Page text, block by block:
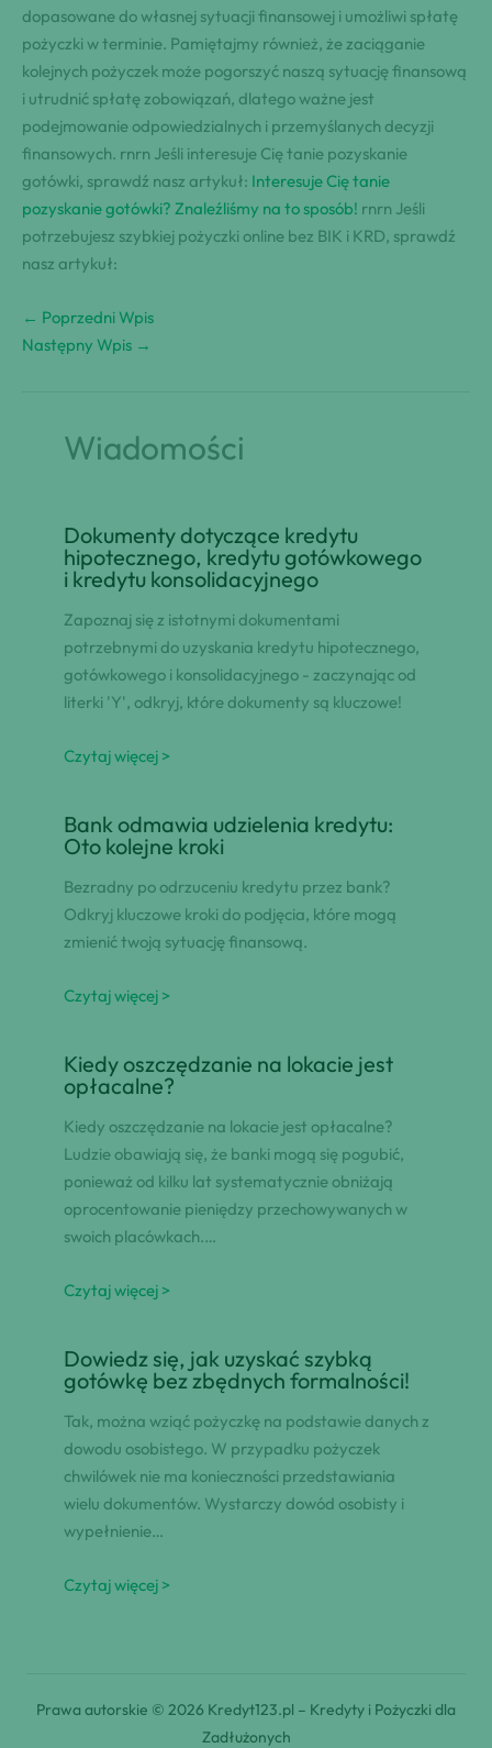
dopasowane do własnej sytuacji finansowej i umożliwi spłatę
pożyczki w terminie. Pamiętajmy również, że zaciąganie
kolejnych pożyczek może pogorszyć naszą sytuację finansową
i utrudnić spłatę zobowiązań, dlatego ważne jest
podejmowanie odpowiedzialnych i przemyślanych decyzji
finansowych. rnrn Jeśli interesuje Cię tanie pozyskanie
gotówki, sprawdź nasz artykuł: Interesuje Cię tanie
pozyskanie gotówki? Znaleźliśmy na to sposób! rnrn Jeśli
potrzebujesz szybkiej pożyczki online bez BIK i KRD, sprawdź
nasz artykuł:
← Poprzedni Wpis
Następny Wpis →
Wiadomości
Dokumenty dotyczące kredytu
hipotecznego, kredytu gotówkowego
i kredytu konsolidacyjnego
Zapoznaj się z istotnymi dokumentami
potrzebnymi do uzyskania kredytu hipotecznego,
gotówkowego i konsolidacyjnego - zaczynając od
literki 'Y', odkryj, które dokumenty są kluczowe!
Czytaj więcej >
Bank odmawia udzielenia kredytu:
Oto kolejne kroki
Bezradny po odrzuceniu kredytu przez bank?
Odkryj kluczowe kroki do podjęcia, które mogą
zmienić twoją sytuację finansową.
Czytaj więcej >
Kiedy oszczędzanie na lokacie jest
opłacalne?
Kiedy oszczędzanie na lokacie jest opłacalne?
Ludzie obawiają się, że banki mogą się pogubić,
ponieważ od kilku lat systematycznie obniżają
oprocentowanie pieniędzy przechowywanych w
swoich placówkach.…
Czytaj więcej >
Dowiedz się, jak uzyskać szybką
gotówkę bez zbędnych formalności!
Tak, można wziąć pożyczkę na podstawie danych z
dowodu osobistego. W przypadku pożyczek
chwilówek nie ma konieczności przedstawiania
wielu dokumentów. Wystarczy dowód osobisty i
wypełnienie…
Czytaj więcej >
Prawa autorskie © 2026 Kredyt123.pl – Kredyty i Pożyczki dla
Zadłużonych